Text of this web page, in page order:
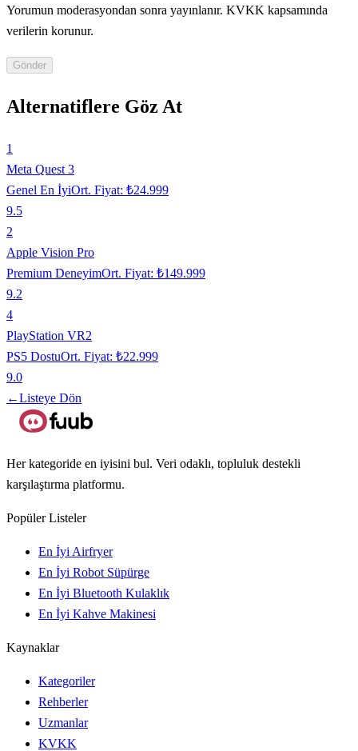
Yorumun moderasyondan sonra yayınlanır. KVKK kapsamında
verilerin korunur.
Gönder
Alternatiflere Göz At
1
Meta Quest 3
Genel En İyiOrt. Fiyat: ₺24.999
9.5
2
Apple Vision Pro
Premium DeneyimOrt. Fiyat: ₺149.999
9.2
4
PlayStation VR2
PS5 DostuOrt. Fiyat: ₺22.999
9.0
←Listeye Dön
Her kategoride en iyisini bul. Veri odaklı, topluluk destekli
karşılaştırma platformu.
Popüler Listeler
En İyi Airfryer
En İyi Robot Süpürge
En İyi Bluetooth Kulaklık
En İyi Kahve Makinesi
Kaynaklar
Kategoriler
Rehberler
Uzmanlar
KVKK